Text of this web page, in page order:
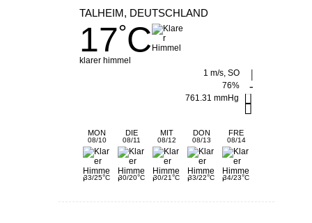
TALHEIM, DEUTSCHLAND
17°C
klarer himmel
1 m/s, SO
76%
761.31 mmHg
MON
08/10
DIE
08/11
MIT
08/12
DON
08/13
FRE
08/14
33/25°C 30/20°C 30/21°C 33/22°C 34/23°C